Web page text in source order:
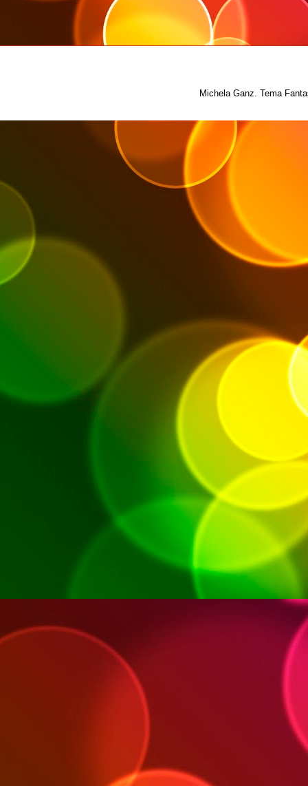
Michela Ganz. Tema